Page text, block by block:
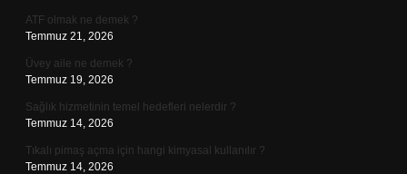
ATF olmak ne demek ?
Temmuz 21, 2026
Üvey aile ne demek ?
Temmuz 19, 2026
Sağlık hizmetinin temel hedefleri nelerdir ?
Temmuz 14, 2026
Tıkalı pimaş açma için hangi kimyasal kullanılır ?
Temmuz 14, 2026